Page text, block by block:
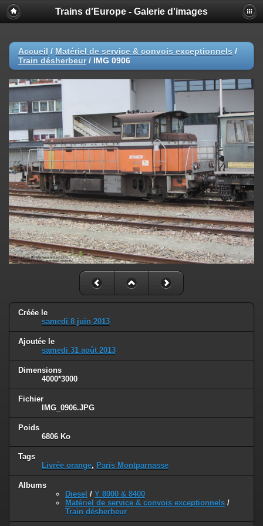
Trains d'Europe - Galerie d'images
Accueil / Matériel de service & convois exceptionnels /
Train désherbeur/ IMG 0906
Créée le
samedi 8 juin 2013
Ajoutée le
samedi 31 août 2013
Dimensions
4000*3000
Fichier
IMG_0906.JPG
Poids
6806 Ko
Tags
Livrée orange, Paris Montparnasse
Albums
Diesel / Y 8000 & 8400
Matériel de service & convois exceptionnels /
Train désherbeur